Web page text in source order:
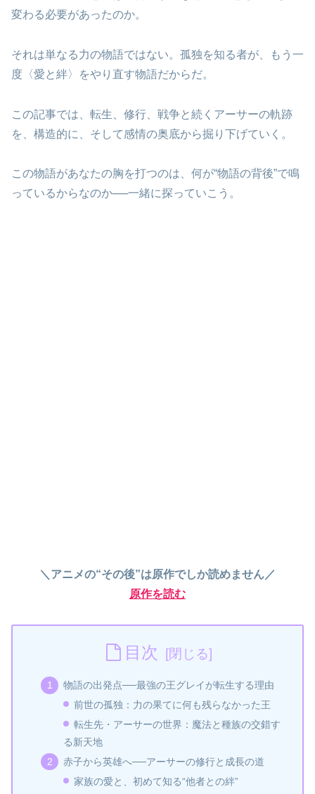
変わる必要があったのか。
それは単なる力の物語ではない。孤独を知る者が、もう一
度〈愛と絆〉をやり直す物語だからだ。
この記事では、転生、修行、戦争と続くアーサーの軌跡
を、構造的に、そして感情の奥底から掘り下げていく。
この物語があなたの胸を打つのは、何が“物語の背後”で鳴
っているからなのか──一緒に探っていこう。
＼アニメの“その後”は原作でしか読めません／
原作を読む
目次
物語の出発点──最強の王グレイが転生する理由
前世の孤独：力の果てに何も残らなかった王
転生先・アーサーの世界：魔法と種族の交錯す
る新天地
赤子から英雄へ──アーサーの修行と成長の道
家族の愛と、初めて知る“他者との絆”